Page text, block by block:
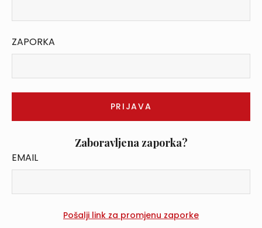
ZAPORKA
Zaboravljena zaporka?
EMAIL